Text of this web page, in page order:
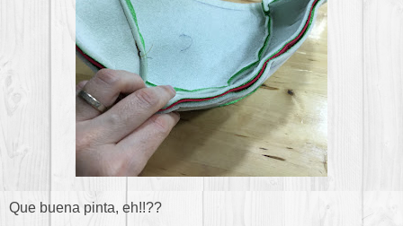
Que buena pinta, eh!!??